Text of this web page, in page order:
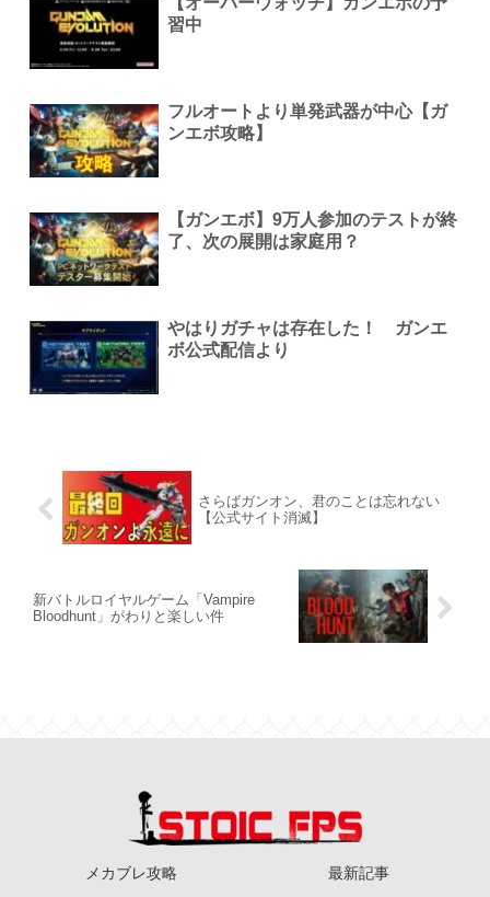
習中
フルオートより単発武器が中心【ガ
ンエボ攻略】
【ガンエボ】9万人参加のテストが終
了、次の展開は家庭用？
やはりガチャは存在した！ ガンエ
ボ公式配信より
さらばガンオン、君のことは忘れない
【公式サイト消滅】
新バトルロイヤルゲーム「Vampire
Bloodhunt」がわりと楽しい件
メカブレ攻略
最新記事